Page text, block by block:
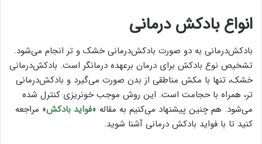
انواع بادکش درمانی
بادکش‌درمانی به دو صورت بادکش‌درمانی خشک و تر انجام می‌شود.
تشخیص نوع بادکش برای درمان برعهده درمانگر است. بادکش‌درمانی
خشک، تنها با مکش مناطقی از بدن صورت می‌گیرد و بادکش‌درمانی
تر، همراه با حجامت است. این روش موجب خونریزی کنترل شده
می‌شود. هم چنین پیشنهاد می‌کنیم به مقاله «فواید بادکش» مراجعه
کنید تا با فواید بادکش درمانی آشنا شوید.